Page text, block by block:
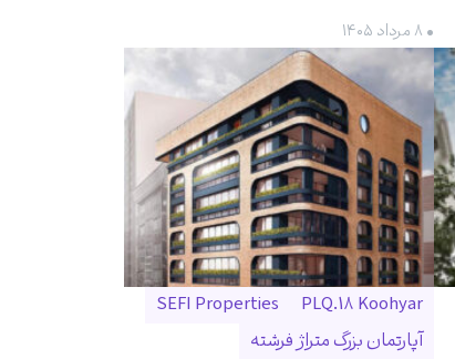
• ۸ مرداد ۱۴۰۵
PLQ.18 Koohyar
SEFI Properties
آپارتمان بزرگ متراژ فرشته